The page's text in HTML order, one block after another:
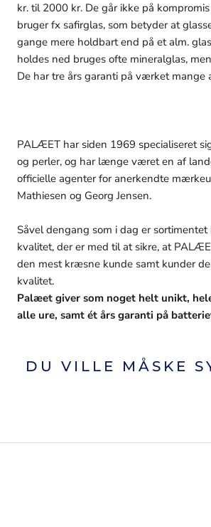
kr. til 2000 kr. De går ikke på
bruger fx safirglas, som betyder at
gange mere holdbart end på et alm.
holdes ned bruges ofte mineralglas,
De har tre års garanti på værket mange
PALÆET har siden 1969 specialiseret
og perler, og har længe været en af
officielle agenter for anerkendte
Mathiesen og Georg Jensen.
Såvel dengang som i dag er
kvalitet, der er med til at sikre, at
den mest kræsne kunde samt kunder
kvalitet.
Palæet giver som noget helt unikt,
alle ure, samt ét års garanti på
DU VILLE MÅSKE